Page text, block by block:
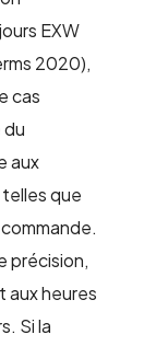
EXW
2020),
cas
du
aux
telles que
précision,
aux heures
Si la